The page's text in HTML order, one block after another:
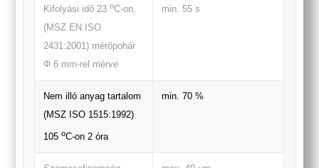
Kifolyási idő 23oC-on,
(MSZ EN ISO
2431:2001) mérőpohár
Φ 6 mm-rel mérve
min. 55 s
Nem illó anyag tartalom
(MSZ ISO 1515:1992)
105oC-on 2 óra
min. 70 %